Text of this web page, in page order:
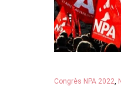
Congrès NPA 2022